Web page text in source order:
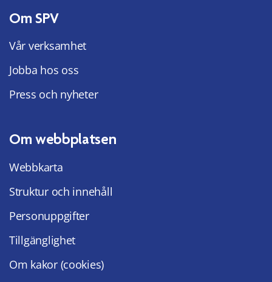
Om SPV
Vår verksamhet
Jobba hos oss
Press och nyheter
Om webbplatsen
Webbkarta
Struktur och innehåll
Personuppgifter
Tillgänglighet
Om kakor (cookies)